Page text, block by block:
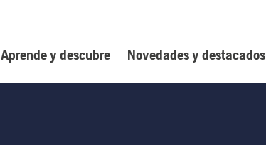
Aprende y descubre Novedades y destacados